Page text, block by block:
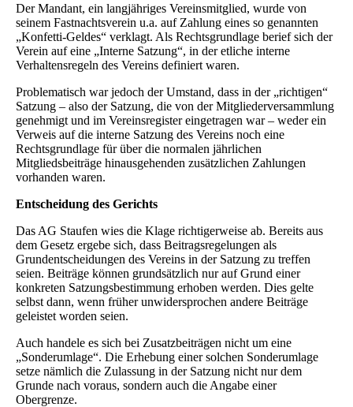
Der Mandant, ein langjähriges Vereinsmitglied, wurde von
seinem Fastnachtsverein u.a. auf Zahlung eines so genannten
„Konfetti-Geldes“ verklagt. Als Rechtsgrundlage berief sich der
Verein auf eine „Interne Satzung“, in der etliche interne
Verhaltensregeln des Vereins definiert waren.
Problematisch war jedoch der Umstand, dass in der „richtigen“
Satzung – also der Satzung, die von der Mitgliederversammlung
genehmigt und im Vereinsregister eingetragen war – weder ein
Verweis auf die interne Satzung des Vereins noch eine
Rechtsgrundlage für über die normalen jährlichen
Mitgliedsbeiträge hinausgehenden zusätzlichen Zahlungen
vorhanden waren.
Entscheidung des Gerichts
Das AG Staufen wies die Klage richtigerweise ab. Bereits aus
dem Gesetz ergebe sich, dass Beitragsregelungen als
Grundentscheidungen des Vereins in der Satzung zu treffen
seien. Beiträge können grundsätzlich nur auf Grund einer
konkreten Satzungsbestimmung erhoben werden. Dies gelte
selbst dann, wenn früher unwidersprochen andere Beiträge
geleistet worden seien.
Auch handele es sich bei Zusatzbeiträgen nicht um eine
„Sonderumlage“. Die Erhebung einer solchen Sonderumlage
setze nämlich die Zulassung in der Satzung nicht nur dem
Grunde nach voraus, sondern auch die Angabe einer
Obergrenze.